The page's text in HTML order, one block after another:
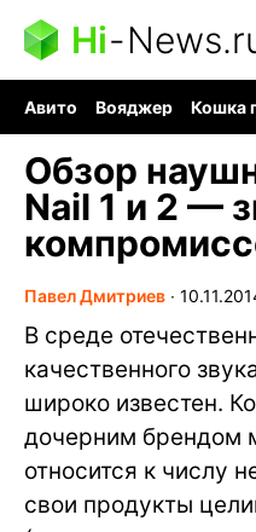
Hi-
Авито Вояджер Кошка
Обзор
Nail 1 и 2 —
Павел Дмитриев ∙
В среде
качественного
широко известен.
дочерним брендом
относится к числу
свои продукты